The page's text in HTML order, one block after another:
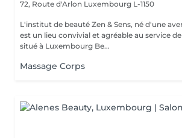
72, Route d'Arlon Luxembourg L-1150
L'institut de beauté Zen & Sens, né d'une
est un lieu convivial et agréable au service
situé à Luxembourg Be...
Massage Corps